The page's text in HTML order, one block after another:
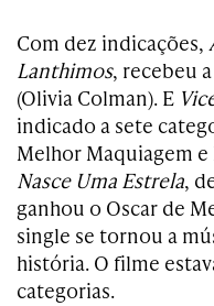
Com dez indicações,
Lanthimos, recebeu
(Olivia Colman). E
indicado a sete
Melhor Maquiagem e
Nasce Uma Estrela,
ganhou o Oscar de
single se tornou a
história. O filme
categorias.